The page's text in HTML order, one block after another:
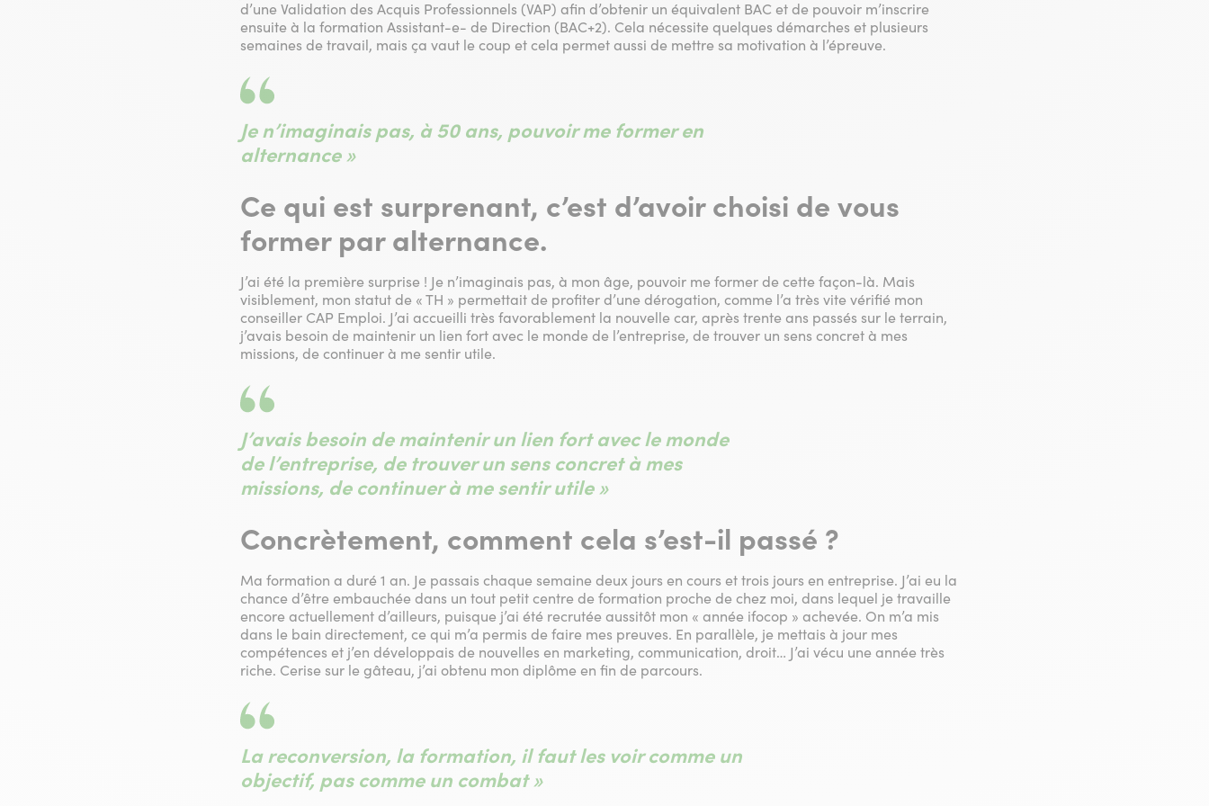
d’une Validation des Acquis Professionnels (VAP) afin d’obtenir un équivalent BAC et de pouvoir m’inscrire
ensuite à la formation Assistant-e- de Direction (BAC+2). Cela nécessite quelques démarches et plusieurs
semaines de travail, mais ça vaut le coup et cela permet aussi de mettre sa motivation à l’épreuve.
Je n’imaginais pas, à 50 ans, pouvoir me former en
alternance »
Ce qui est surprenant, c’est d’avoir choisi de vous
former par alternance.
J’ai été la première surprise ! Je n’imaginais pas, à mon âge, pouvoir me former de cette façon-là. Mais
visiblement, mon statut de « TH » permettait de profiter d’une dérogation, comme l’a très vite vérifié mon
conseiller CAP Emploi. J’ai accueilli très favorablement la nouvelle car, après trente ans passés sur le terrain,
j’avais besoin de maintenir un lien fort avec le monde de l’entreprise, de trouver un sens concret à mes
missions, de continuer à me sentir utile.
J’avais besoin de maintenir un lien fort avec le monde
de l’entreprise, de trouver un sens concret à mes
missions, de continuer à me sentir utile »
Concrètement, comment cela s’est-il passé ?
Ma formation a duré 1 an. Je passais chaque semaine deux jours en cours et trois jours en entreprise. J’ai eu la
chance d’être embauchée dans un tout petit centre de formation proche de chez moi, dans lequel je travaille
encore actuellement d’ailleurs, puisque j’ai été recrutée aussitôt mon « année ifocop » achevée. On m’a mis
dans le bain directement, ce qui m’a permis de faire mes preuves. En parallèle, je mettais à jour mes
compétences et j’en développais de nouvelles en marketing, communication, droit… J’ai vécu une année très
riche. Cerise sur le gâteau, j’ai obtenu mon diplôme en fin de parcours.
La reconversion, la formation, il faut les voir comme un
objectif, pas comme un combat »